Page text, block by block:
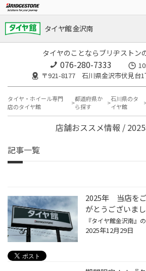
タイヤ館 金沢南
タイヤのことならブリヂストン
076-280-7333
〒921-8177 石川県金沢市伏見台1
タイヤ・ホイール専門
店のタイヤ館
都道府県か
ら探す
石川県のタ
イヤ館
店舗おススメ情報 /
記事一覧
2025年 当店を
がとうございまし
2025年12月29日